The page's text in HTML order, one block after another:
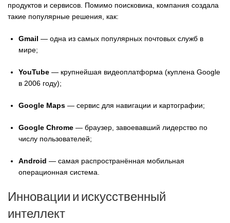
продуктов и сервисов. Помимо поисковика, компания создала
такие популярные решения, как:
Gmail — одна из самых популярных почтовых служб в
мире;
YouTube — крупнейшая видеоплатформа (куплена Google
в 2006 году);
Google Maps — сервис для навигации и картографии;
Google Chrome — браузер, завоевавший лидерство по
числу пользователей;
Android — самая распространённая мобильная
операционная система.
Инновации и искусственный
интеллект